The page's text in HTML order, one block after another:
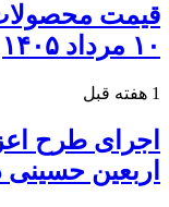
قیمت محصولات
۱۰ مرداد ۱۴۰۵
1 هفته قبل
اجرای طرح
اربعین